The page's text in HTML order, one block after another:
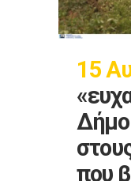
15
που